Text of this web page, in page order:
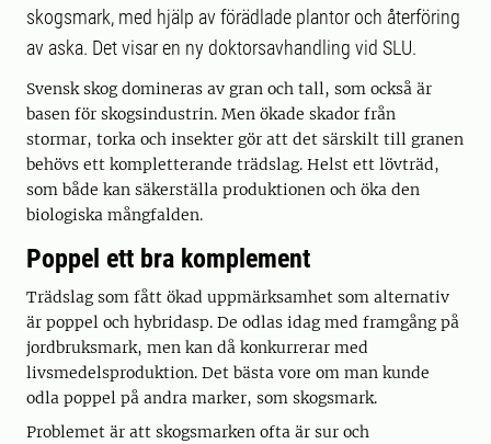
skogsmark, med hjälp av förädlade plantor och återföring
av aska. Det visar en ny doktorsavhandling vid SLU.
Svensk skog domineras av gran och tall, som också är
basen för skogsindustrin. Men ökade skador från
stormar, torka och insekter gör att det särskilt till granen
behövs ett kompletterande trädslag. Helst ett lövträd,
som både kan säkerställa produktionen och öka den
biologiska mångfalden.
Poppel ett bra komplement
Trädslag som fått ökad uppmärksamhet som alternativ
är poppel och hybridasp. De odlas idag med framgång på
jordbruksmark, men kan då konkurrerar med
livsmedelsproduktion. Det bästa vore om man kunde
odla poppel på andra marker, som skogsmark.
Problemet är att skogsmarken ofta är sur och